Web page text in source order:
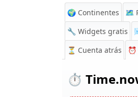
🌍 Continentes 🗺️
🔧 Widgets gratis
⏳ Cuenta atrás ⏰
⏱️